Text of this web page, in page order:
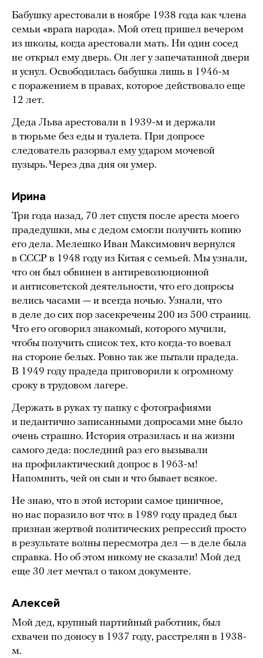
Бабушку арестовали в ноябре 1938 года как члена
семьи «врага народа». Мой отец пришел вечером
из школы, когда арестовали мать. Ни один сосед
не открыл ему дверь. Он лег у запечатанной двери
и уснул. Освободилась бабушка лишь в 1946-м
с поражением в правах, которое действовало еще
12 лет.
Деда Льва арестовали в 1939-м и держали
в тюрьме без еды и туалета. При допросе
следователь разорвал ему ударом мочевой
пузырь. Через два дня он умер.
Ирина
Три года назад, 70 лет спустя после ареста моего
прадедушки, мы с дедом смогли получить копию
его дела. Мелешко Иван Максимович вернулся
в СССР в 1948 году из Китая с семьей. Мы узнали,
что он был обвинен в антиреволюционной
и антисоветской деятельности, что его допросы
велись часами — и всегда ночью. Узнали, что
в деле до сих пор засекречены 200 из 500 страниц.
Что его оговорил знакомый, которого мучили,
чтобы получить список тех, кто когда-то воевал
на стороне белых. Ровно так же пытали прадеда.
В 1949 году прадеда приговорили к огромному
сроку в трудовом лагере.
Держать в руках ту папку с фотографиями
и педантично записанными допросами мне было
очень страшно. История отразилась и на жизни
самого деда: последний раз его вызывали
на профилактический допрос в 1963-м!
Напомнить, чей он сын и что бывает всякое.
Не знаю, что в этой истории самое циничное,
но нас поразило вот что: в 1989 году прадед был
признан жертвой политических репрессий просто
в результате волны пересмотра дел — в деле была
справка. Но об этом никому не сказали! Мой дед
еще 30 лет мечтал о таком документе.
Алексей
Мой дед, крупный партийный работник, был
схвачен по доносу в 1937 году, расстрелян в 1938-
м.